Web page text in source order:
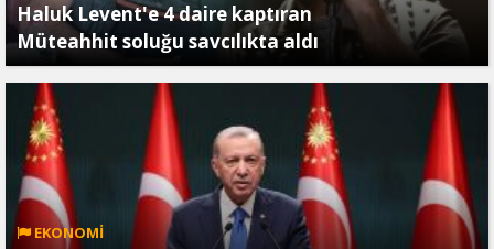
Haluk Levent'e 4 daire kaptıran
Müteahhit soluğu savcılıkta aldı
EKONOMİ